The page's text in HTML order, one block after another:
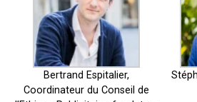
Bertrand Espitalier,
Coordinateur du Conseil de